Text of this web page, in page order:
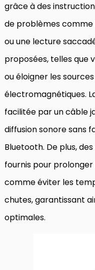
grâce à des
de problèmes comme
ou une lecture
proposées, telles que
ou éloigner les
électromagnétiques.
facilitée par un câble
diffusion sonore sans
Bluetooth. De plus,
fournis pour prolonger
comme éviter les
chutes, garantissant
optimales.